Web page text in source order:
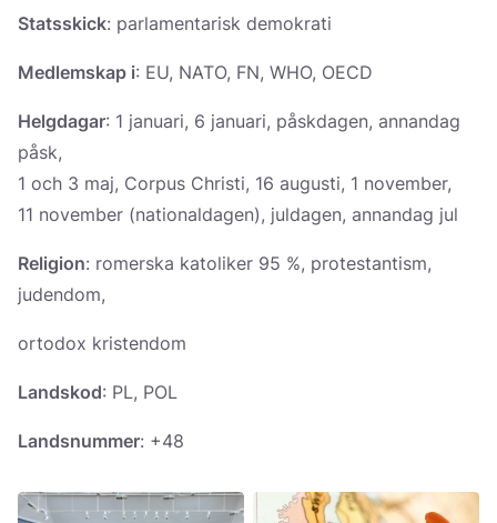
Statsskick: parlamentarisk demokrati
Medlemskap i: EU, NATO, FN, WHO, OECD
Helgdagar: 1 januari, 6 januari, påskdagen, annandag
påsk,
1 och 3 maj, Corpus Christi, 16 augusti, 1 november,
11 november (nationaldagen), juldagen, annandag jul
Religion: romerska katoliker 95 %, protestantism,
judendom,
ortodox kristendom
Landskod: PL, POL
Landsnummer: +48